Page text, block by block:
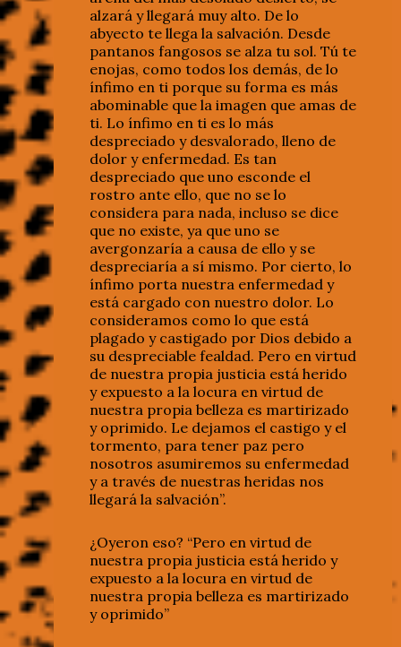
alzará y llegará muy alto. De lo
abyecto te llega la salvación. Desde
pantanos fangosos se alza tu sol. Tú te
enojas, como todos los demás, de lo
ínfimo en ti porque su forma es más
abominable que la imagen que amas de
ti. Lo ínfimo en ti es lo más
despreciado y desvalorado, lleno de
dolor y enfermedad. Es tan
despreciado que uno esconde el
rostro ante ello, que no se lo
considera para nada, incluso se dice
que no existe, ya que uno se
avergonzaría a causa de ello y se
despreciaría a sí mismo. Por cierto, lo
ínfimo porta nuestra enfermedad y
está cargado con nuestro dolor. Lo
consideramos como lo que está
plagado y castigado por Dios debido a
su despreciable fealdad. Pero en virtud
de nuestra propia justicia está herido
y expuesto a la locura en virtud de
nuestra propia belleza es martirizado
y oprimido. Le dejamos el castigo y el
tormento, para tener paz pero
nosotros asumiremos su enfermedad
y a través de nuestras heridas nos
llegará la salvación”.
¿Oyeron eso? “Pero en virtud de
nuestra propia justicia está herido y
expuesto a la locura en virtud de
nuestra propia belleza es martirizado
y oprimido”